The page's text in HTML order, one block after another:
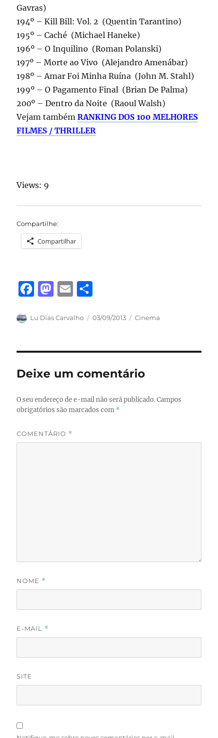
Gavras)
194º – Kill Bill: Vol. 2 (Quentin Tarantino)
195º – Caché (Michael Haneke)
196º – O Inquilino (Roman Polanski)
197º – Morte ao Vivo (Alejandro Amenábar)
198º – Amar Foi Minha Ruína (John M. Stahl)
199º – O Pagamento Final (Brian De Palma)
200º – Dentro da Noite (Raoul Walsh)
Vejam tambémRANKING DOS 100 MELHORES
FILMES / THRILLER
Views: 9
Compartilhe:
Compartilhar
F
c
b
o
o
k
M
st
d
o
n
E
ai a
Autor
Lu Dias Carvalho
Publicado
03/09/2013 Categorias
Cinema
Deixe um comentário
O seu endereço de e-mail não será publicado. Campos
obrigatórios são marcados com *
COMENTÁRIO *
NOME *
E-MAIL *
SITE